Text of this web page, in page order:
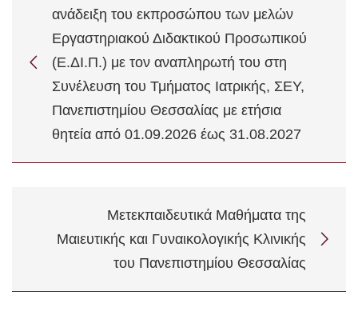
ανάδειξη του εκπροσώπου των μελών
Εργαστηριακού Διδακτικού Προσωπικού
(Ε.ΔΙ.Π.) με τον αναπληρωτή του στη
Συνέλευση του Τμήματος Ιατρικής, ΣΕΥ,
Πανεπιστημίου Θεσσαλίας με ετήσια
θητεία από 01.09.2026 έως 31.08.2027
Μετεκπαιδευτικά Μαθήματα της
Μαιευτικής και Γυναικολογικής Κλινικής
του Πανεπιστημίου Θεσσαλίας